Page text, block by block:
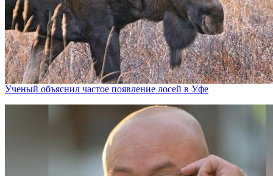
Ученый объяснил частое появление лосей в Уфе